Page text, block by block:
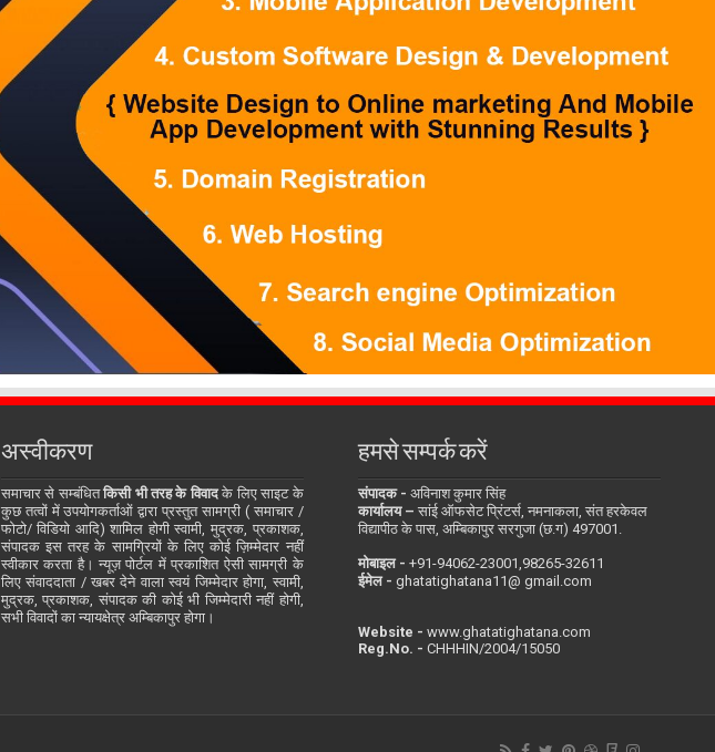
अस्वीकरण
समाचार से सम्बंधितकिसी भी तरह के विवादके लिए साइट के
कुछ तत्वों में उपयोगकर्ताओं द्वारा प्रस्तुत सामग्री ( समाचार /
फोटो/ विडियो आदि) शामिल होगी स्वामी, मुद्रक, प्रकाशक,
संपादक इस तरह के सामग्रियों के लिए कोई ज़िम्मेदार नहीं
स्वीकार करता है। न्यूज़ पोर्टल में प्रकाशित ऐसी सामग्री के
लिए संवाददाता / खबर देने वाला स्वयं जिम्मेदार होगा, स्वामी,
मुद्रक, प्रकाशक, संपादक की कोई भी जिम्मेदारी नहीं होगी,
सभी विवादों का न्यायक्षेत्र अम्बिकापुर होगा।
हमसे सम्पर्क करें
संपादक -अविनाश कुमार सिंह
कार्यालय –सांई ऑफसेट प्रिंटर्स, नमनाकला, संत हरकेवल
विद्यापीठ के पास, अम्बिकापुर सरगुजा (छ.ग) 497001.
मोबाइल - ‪+91-94062-23001‬,98265-32611
ईमेल -ghatatighatana11@ gmail.com
Website -www.ghatatighatana.com
Reg.No. -CHHHIN/2004/15050